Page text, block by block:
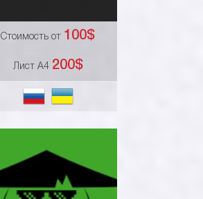
Стоимость от 100$
Лист А4 200$